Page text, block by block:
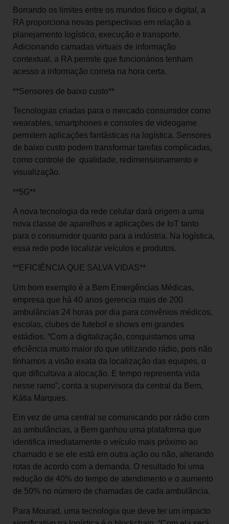
Borrando os limites entre os mundos físico e digital, a
RA proporciona novas perspectivas em relação a
planejamento logístico, execução e transporte.
Adicionando camadas virtuais de informação
contextual, a RA permite que funcionários tenham
acesso a informação correta na hora certa.
**Sensores de baixo custo**
Tecnologias criadas para o mercado consumidor como
wearables, smartphones e consoles de videogame
permitem aplicações fantásticas na logística. Sensores
de baixo custo podem transformar tarefas complicadas,
como controle de qualidade, redimensionamento e
visualização.
**5G**
A nova tecnologia da rede celular dará origem a uma
nova classe de aparelhos e aplicações de IoT tanto
para o consumidor quanto para a indústria. Na logística,
essa rede pode localizar veículos e produtos.
**EFICIÊNCIA QUE SALVA VIDAS**
Um bom exemplo é a Bem Emergências Médicas,
empresa que há 40 anos gerencia mais de 200
ambulâncias 24 horas por dia para convênios médicos,
escolas, clubes de futebol e shows em grandes
estádios. “Com a digitalização, conquistamos uma
eficiência muito maior do que utilizando rádio, pois não
tínhamos a visão exata da localização das equipes, o
que dificultava a alocação. E tempo representa vida
nesse ramo”, conta a supervisora da central da Bem,
Kátia Marques.
Em vez de uma central se comunicando por rádio com
as ambulâncias, a Bem ganhou uma plataforma que
identifica imediatamente o veículo mais próximo ao
chamado e se ele está em outra ação ou não, alterando
rotas de acordo com a demanda. O resultado foi uma
redução de 40% do tempo de atendimento e o aumento
de 50% no número de chamadas de cada ambulância.
Para Mourad, uma tecnologia que deve ter um impacto